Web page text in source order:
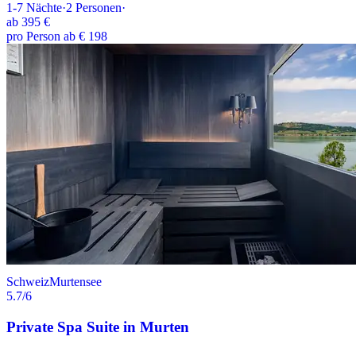
1-7 Nächte·2 Personen·
ab 395 €
pro Person ab € 198
SchweizMurtensee
5.7/6
Private Spa Suite in Murten